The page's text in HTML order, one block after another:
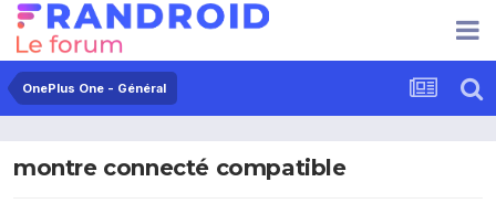
OnePlus One - Général
montre connecté compatible